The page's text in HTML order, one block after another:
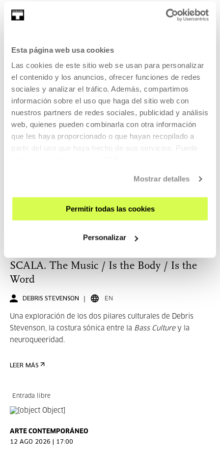
Esta página web usa cookies
Las cookies de este sitio web se usan para personalizar
el contenido y los anuncios, ofrecer funciones de redes
sociales y analizar el tráfico. Además, compartimos
información sobre el uso que haga del sitio web con
nuestros partners de redes sociales, publicidad y análisis
web, quienes pueden combinarla con otra información
que les haya proporcionado o que hayan recopilado a
partir del uso que haya hecho de sus servicios. Puede
Mostrar detalles
Permitir todas las cookies
Personalizar
Entrada libre
17 JUL 2026 - 12 OCT 2026 | MARTES A DOMINGO: 11:00-20:00
Oliver Laxe - HU/هُوَ. Bailad como si nadie
os viera
OLIVER LAXE
HU /هُو. Bailad como si nadie os vieraes una instalación de
Oliver Laxe surgida del universo creativo de su película
Sirāt.
ARTE CONTEMPORÁNEO
SCALA. The Music / Is the Body / Is the
Word
DEBRIS STEVENSON EN
Una exploración de los dos pilares culturales de Debris
Stevenson, la costura sónica entre la Bass Culturey la
neuroqueeridad.
LEER MÁS
Entrada libre
ARTE CONTEMPORÁNEO
12 AGO 2026 | 17:00